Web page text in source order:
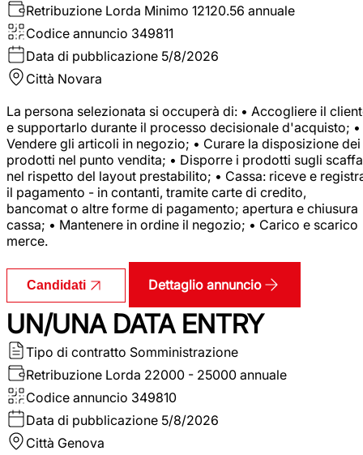
Retribuzione Lorda Minimo 12120.56 annuale
Codice annuncio 349811
Data di pubblicazione 5/8/2026
Città Novara
La persona selezionata si occuperà di: • Accogliere il
e supportarlo durante il processo decisionale d'acquisto; •
Vendere gli articoli in negozio; • Curare la disposizione dei
prodotti nel punto vendita; • Disporre i prodotti sugli
nel rispetto del layout prestabilito; • Cassa: riceve e
il pagamento - in contanti, tramite carte di credito,
bancomat o altre forme di pagamento; apertura e chiusura
cassa; • Mantenere in ordine il negozio; • Carico e scarico
merce.
Candidati Dettaglio annuncio
UN/UNA DATA ENTRY
Tipo di contratto Somministrazione
Retribuzione Lorda 22000 - 25000 annuale
Codice annuncio 349810
Data di pubblicazione 5/8/2026
Città Genova